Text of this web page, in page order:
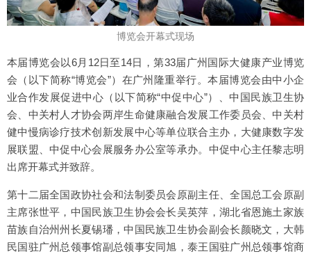
博览会开幕式现场
本届博览会以6月12日至14日，第33届广州国际大健康产业博览
会（以下简称“博览会”）在广州隆重举行。本届博览会由中小企
业合作发展促进中心（以下简称“中促中心”）、中国民族卫生协
会、中关村人才协会两岸生命健康融合发展工作委员会、中关村
健中慢病诊疗技术创新发展中心等单位联合主办，大健康数字发
展联盟、中促中心会展服务办公室等承办。中促中心主任黎志明
出席开幕式并致辞。
第十二届全国政协社会和法制委员会原副主任、全国总工会原副
主席张世平，中国民族卫生协会会长吴英萍，湖北省恩施土家族
苗族自治州州长夏锡璠，中国民族卫生协会副会长颜晓文，大韩
民国驻广州总领事馆副总领事安同旭，泰王国驻广州总领事馆商